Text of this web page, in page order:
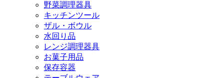
野菜調理器具
キッチンツール
ザル・ボウル
水回り品
レンジ調理器具
お菓子用品
保存容器